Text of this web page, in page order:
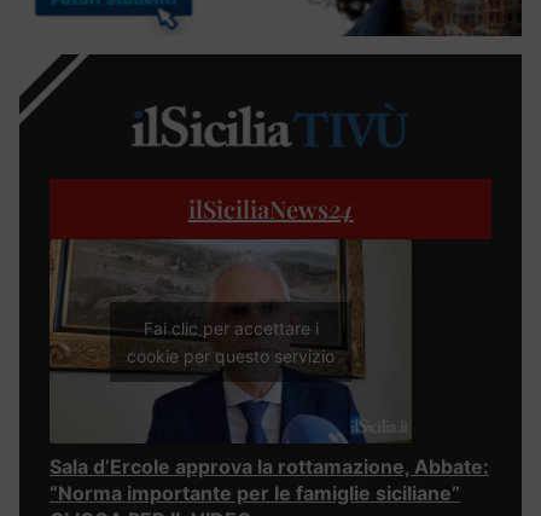
ilSiciliaNews24
Fai clic per accettare i
cookie per questo servizio
Sala d’Ercole approva la rottamazione, Abbate:
“Norma importante per le famiglie siciliane”